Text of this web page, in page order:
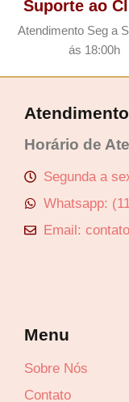
Suporte ao
Atendimento Seg a
ás 18:00h
Horário de
Segunda a
Whatsapp:
Email:
Menu
Sobre Nós
Contato